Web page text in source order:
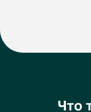
Что